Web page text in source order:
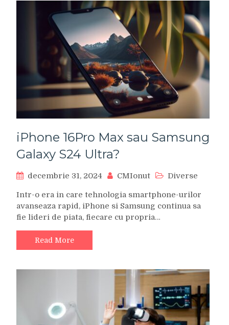
iPhone 16Pro Max sau Samsung
Galaxy S24 Ultra?
decembrie 31, 2024 CMIonut Diverse
Intr-o era in care tehnologia smartphone-urilor
avanseaza rapid, iPhone si Samsung continua sa
fie lideri de piata, fiecare cu propria…
Read More